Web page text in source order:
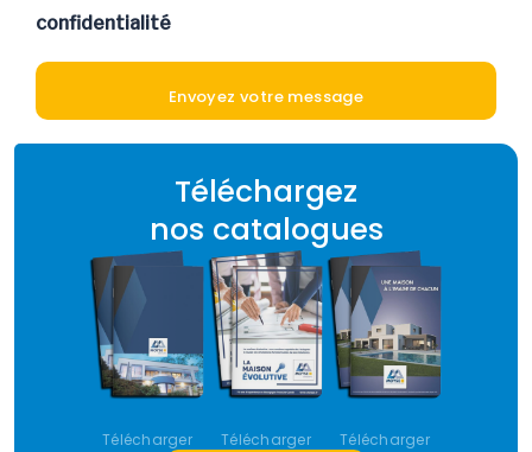
confidentialité
Téléchargez
nos catalogues
Télécharger Télécharger Télécharger